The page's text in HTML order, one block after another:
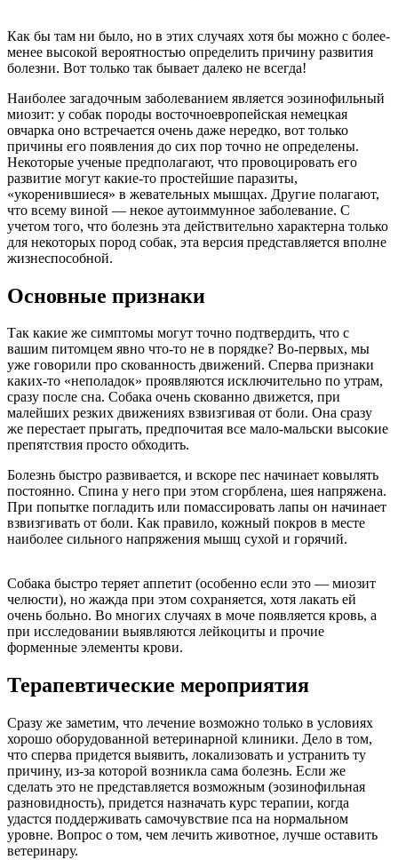
Как бы там ни было, но в этих случаях хотя бы можно с более-
менее высокой вероятностью определить причину развития
болезни. Вот только так бывает далеко не всегда!
Наиболее загадочным заболеванием является эозинофильный
миозит: у собак породы восточноевропейская немецкая
овчарка оно встречается очень даже нередко, вот только
причины его появления до сих пор точно не определены.
Некоторые ученые предполагают, что провоцировать его
развитие могут какие-то простейшие паразиты,
«укоренившиеся» в жевательных мышцах. Другие полагают,
что всему виной — некое аутоиммунное заболевание. С
учетом того, что болезнь эта действительно характерна только
для некоторых пород собак, эта версия представляется вполне
жизнеспособной.
Основные признаки
Так какие же симптомы могут точно подтвердить, что с
вашим питомцем явно что-то не в порядке? Во-первых, мы
уже говорили про скованность движений. Сперва признаки
каких-то «неполадок» проявляются исключительно по утрам,
сразу после сна. Собака очень скованно движется, при
малейших резких движениях взвизгивая от боли. Она сразу
же перестает прыгать, предпочитая все мало-мальски высокие
препятствия просто обходить.
Болезнь быстро развивается, и вскоре пес начинает ковылять
постоянно. Спина у него при этом сгорблена, шея напряжена.
При попытке погладить или помассировать лапы он начинает
взвизгивать от боли. Как правило, кожный покров в месте
наиболее сильного напряжения мышц сухой и горячий.
Собака быстро теряет аппетит (особенно если это — миозит
челюсти), но жажда при этом сохраняется, хотя лакать ей
очень больно. Во многих случаях в моче появляется кровь, а
при исследовании выявляются лейкоциты и прочие
форменные элементы крови.
Терапевтические мероприятия
Сразу же заметим, что лечение возможно только в условиях
хорошо оборудованной ветеринарной клиники. Дело в том,
что сперва придется выявить, локализовать и устранить ту
причину, из-за которой возникла сама болезнь. Если же
сделать это не представляется возможным (эозинофильная
разновидность), придется назначать курс терапии, когда
удастся поддерживать самочувствие пса на нормальном
уровне. Вопрос о том, чем лечить животное, лучше оставить
ветеринару.